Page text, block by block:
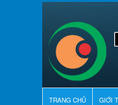
TRANG CHỦ GIỚI